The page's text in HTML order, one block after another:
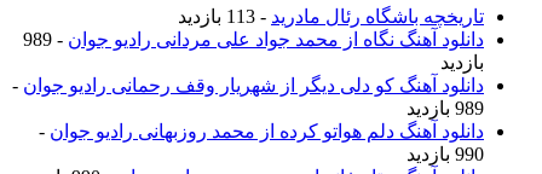
تاریخچه باشگاه رئال مادرید - 113 بازدید
دانلود آهنگ نگاه از محمد جواد علی مردانی رادیو جوان
- 989
بازدید
دانلود آهنگ کو دلی دیگر از شهریار وقف رحمانی رادیو جوان -
989 بازدید
دانلود آهنگ دلم هواتو کرده از محمد روزبهانی رادیو جوان -
990 بازدید